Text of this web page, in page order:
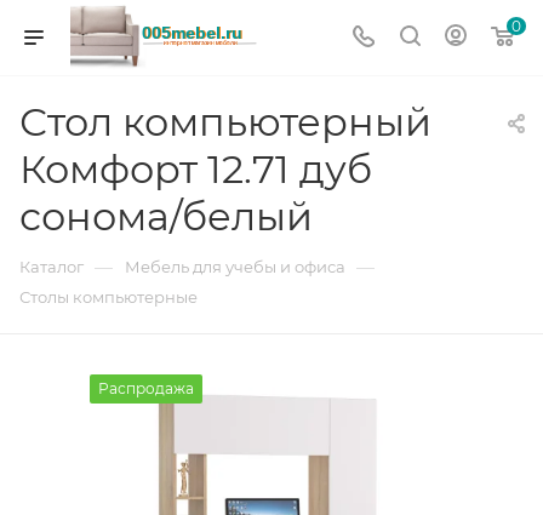
0
Стол компьютерный
Комфорт 12.71 дуб
сонома/белый
Каталог — Мебель для учебы и офиса —
Столы компьютерные
Распродажа